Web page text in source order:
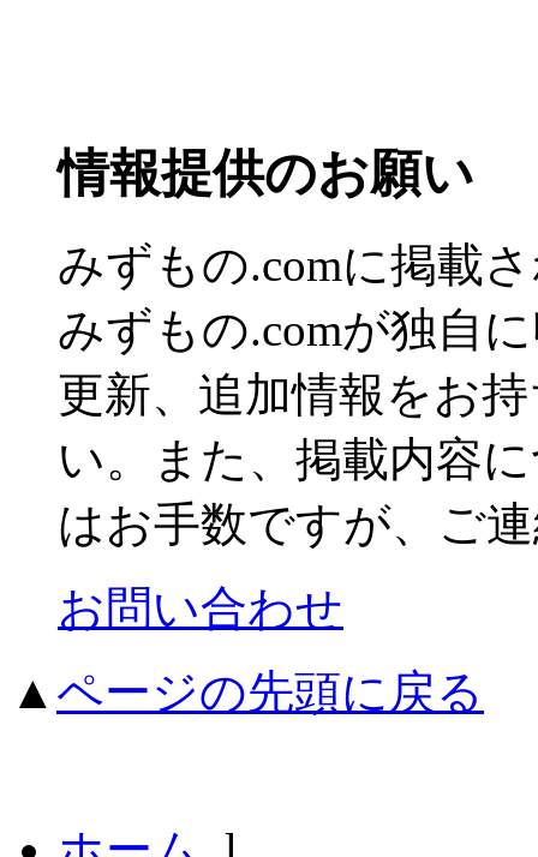
情報提供のお願い
みずもの.comに掲載
みずもの.comが独自
更新、追加情報をお
い。また、掲載内容
はお手数ですが、ご
お問い合わせ
▲ ページの先頭に戻る